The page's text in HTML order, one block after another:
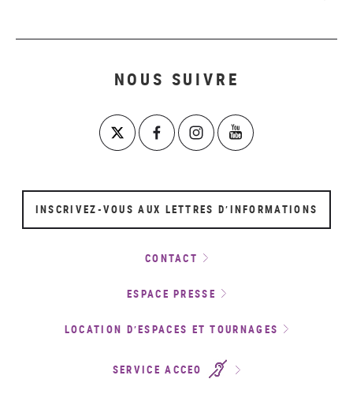
NOUS SUIVRE
INSCRIVEZ-VOUS AUX LETTRES D’INFORMATIONS
CONTACT
ESPACE PRESSE
LOCATION D’ESPACES ET TOURNAGES
SERVICE ACCEO